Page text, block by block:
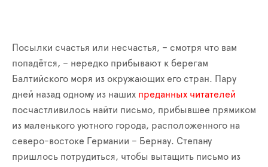
Посылки счастья или несчастья, – смотря что вам
попадётся, – нередко прибывают к берегам
Балтийского моря из окружающих его стран. Пару
дней назад одному из наших преданных читателей
посчастливилось найти письмо, прибывшее прямиком
из маленького уютного города, расположенного на
северо-востоке Германии – Бернау. Степану
пришлось потрудиться, чтобы вытащить письмо из